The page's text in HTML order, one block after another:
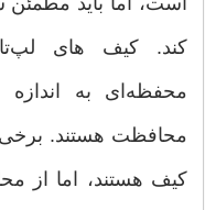
کند. کیف های
محفظه‌ای به اندازه
محافظت هستند. برخی
کیف هستند، اما از